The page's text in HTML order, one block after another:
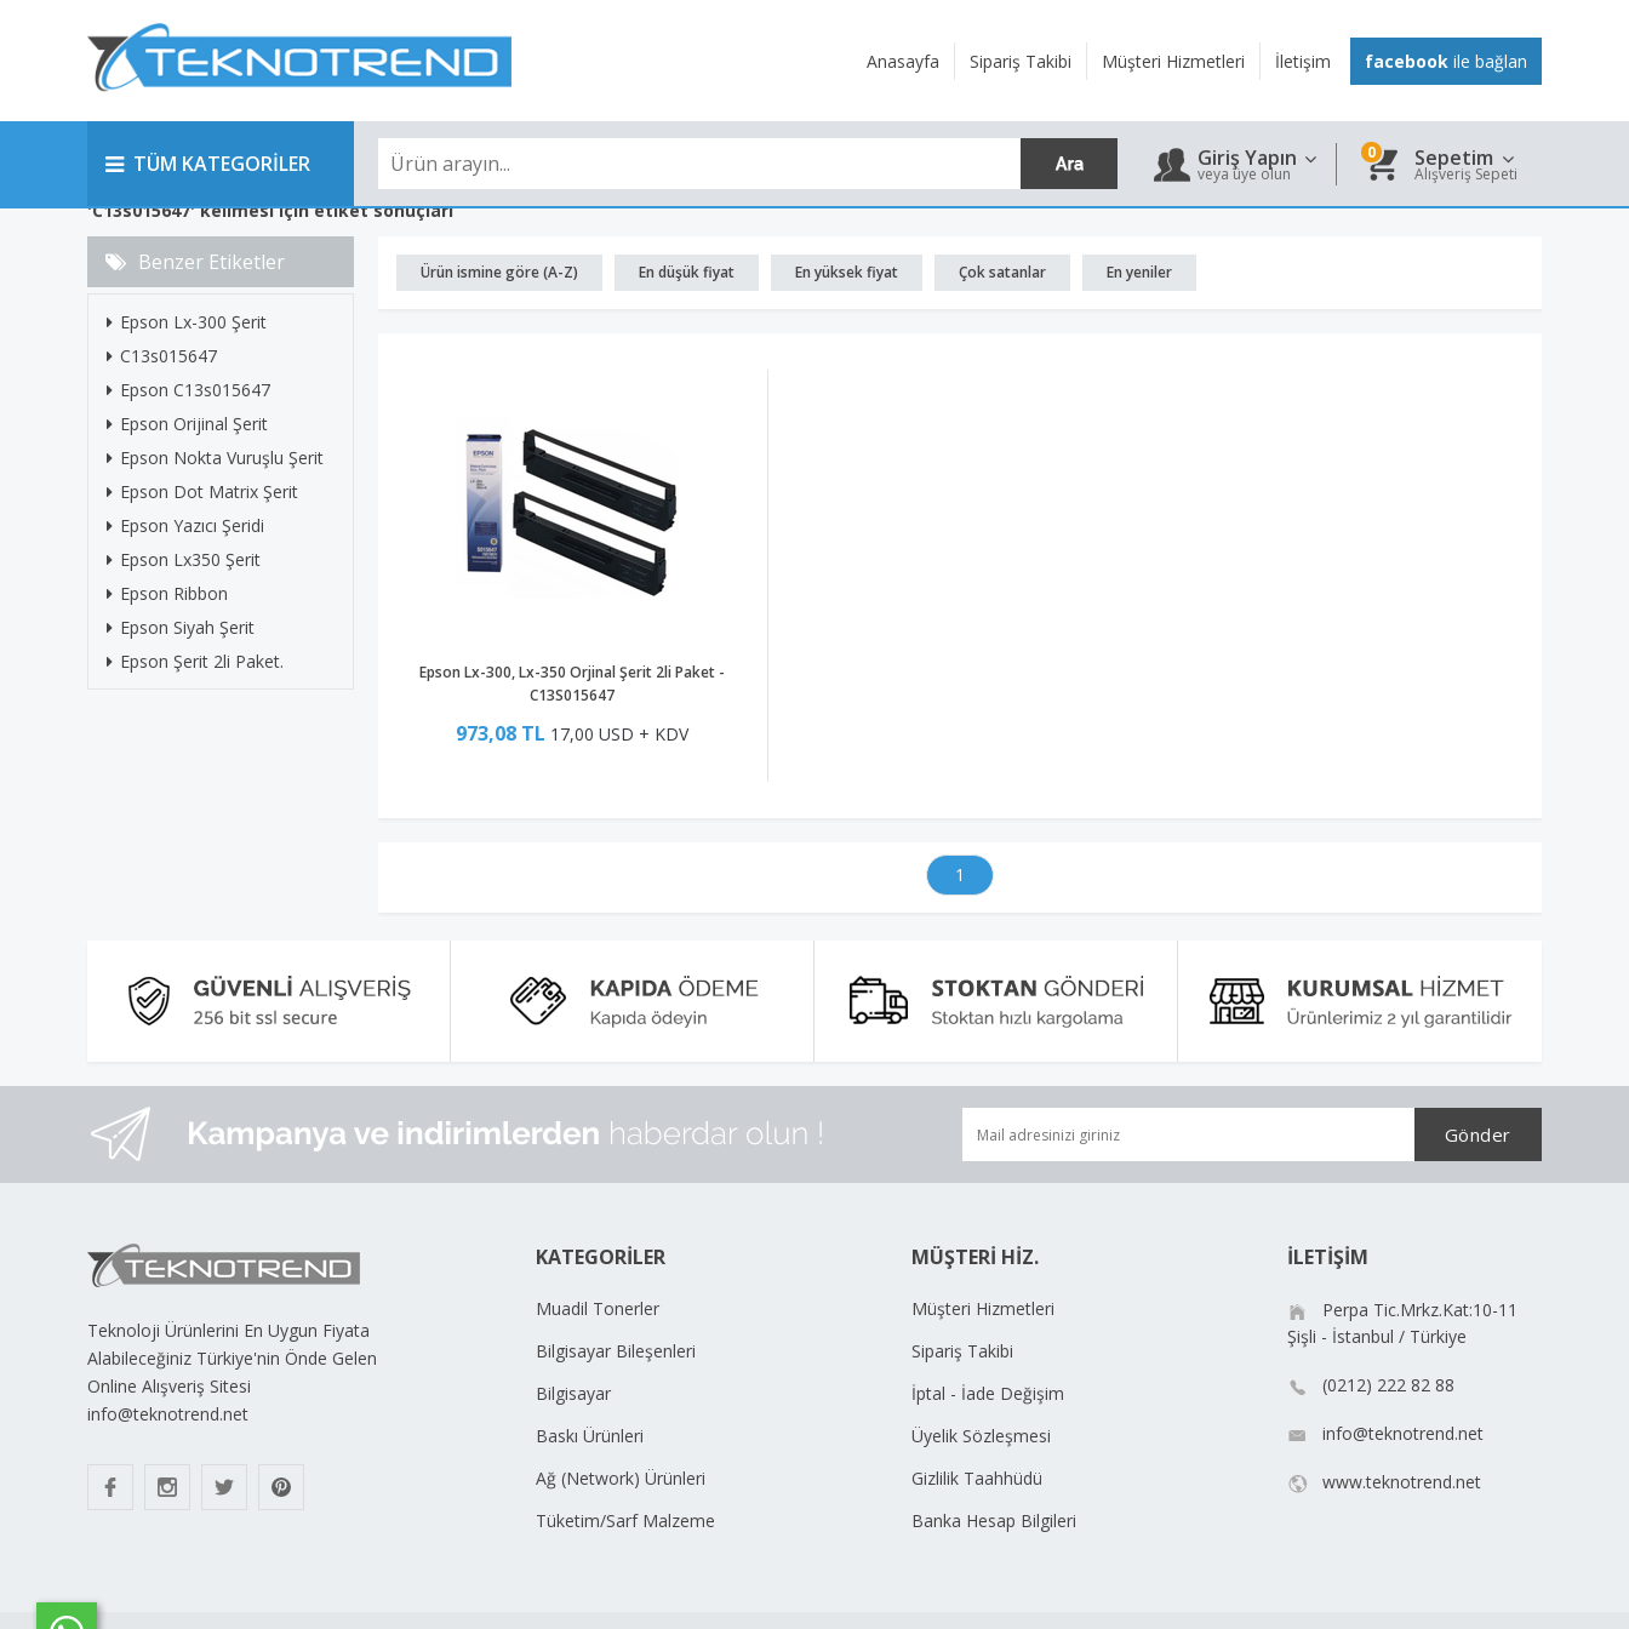
Anasayfa Sipariş Takibi Müşteri Hizmetleri İletişim facebook ile bağlan
TÜM KATEGORİLER Giriş Yapın
veya üye olun
0 Sepetim
Alışveriş Sepeti
'C13s015647' kelimesi için etiket sonuçları
Benzer Etiketler
Epson Lx-300 Şerit
C13s015647
Epson C13s015647
Epson Orijinal Şerit
Epson Nokta Vuruşlu Şerit
Epson Dot Matrix Şerit
Epson Yazıcı Şeridi
Epson Lx350 Şerit
Epson Ribbon
Epson Siyah Şerit
Epson Şerit 2li Paket.
Ürün ismine göre (A-Z) En düşük fiyat En yüksek fiyat Çok satanlar En yeniler
Epson Lx-300, Lx-350 Orjinal Şerit 2li Paket -
C13S015647
973,08 TL 17,00 USD + KDV
1
Teknoloji Ürünlerini En Uygun Fiyata
Alabileceğiniz Türkiye'nin Önde Gelen
Online Alışveriş Sitesi
info@teknotrend.net
KATEGORİLER
Muadil Tonerler
Bilgisayar Bileşenleri
Bilgisayar
Baskı Ürünleri
Ağ (Network) Ürünleri
Tüketim/Sarf Malzeme
MÜŞTERİ HİZ.
Müşteri Hizmetleri
Sipariş Takibi
İptal - İade Değişim
Üyelik Sözleşmesi
Gizlilik Taahhüdü
Banka Hesap Bilgileri
İLETİŞİM
Perpa Tic.Mrkz.Kat:10-11
Şişli - İstanbul / Türkiye
(0212) 222 82 88
info@teknotrend.net
www.teknotrend.net